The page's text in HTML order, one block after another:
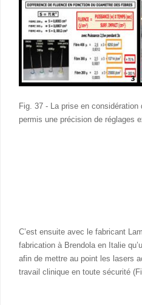
Fig. 37 - La prise en considération
permis une précision de réglages
C’est ensuite avec le fabricant
fabrication à Brendola en Italie
afin de mettre au point les lasers
travail clinique en toute sécurité